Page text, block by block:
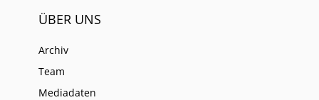
ÜBER UNS
Archiv
Team
Mediadaten